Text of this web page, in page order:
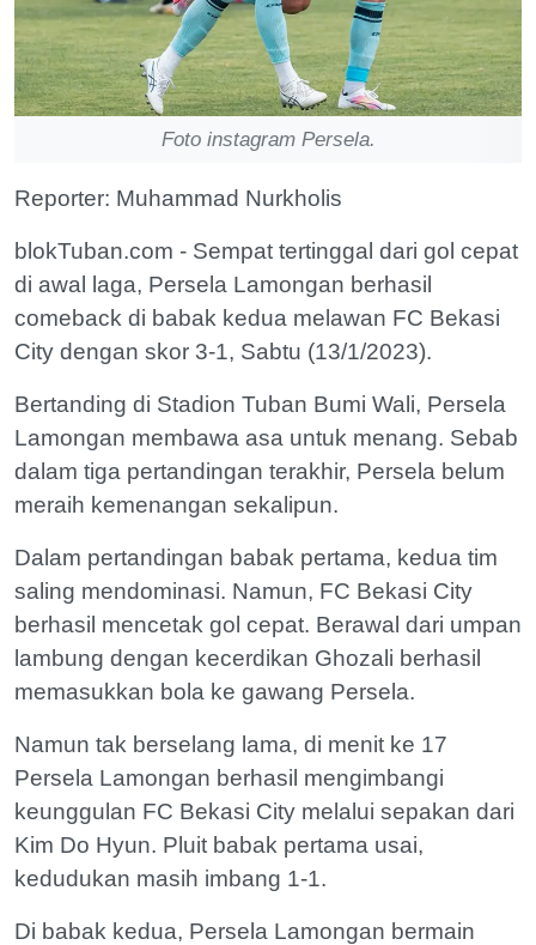
Foto instagram Persela.
Reporter: Muhammad Nurkholis
blokTuban.com - Sempat tertinggal dari gol cepat
di awal laga, Persela Lamongan berhasil
comeback di babak kedua melawan FC Bekasi
City dengan skor 3-1, Sabtu (13/1/2023).
Bertanding di Stadion Tuban Bumi Wali, Persela
Lamongan membawa asa untuk menang. Sebab
dalam tiga pertandingan terakhir, Persela belum
meraih kemenangan sekalipun.
Dalam pertandingan babak pertama, kedua tim
saling mendominasi. Namun, FC Bekasi City
berhasil mencetak gol cepat. Berawal dari umpan
lambung dengan kecerdikan Ghozali berhasil
memasukkan bola ke gawang Persela.
Namun tak berselang lama, di menit ke 17
Persela Lamongan berhasil mengimbangi
keunggulan FC Bekasi City melalui sepakan dari
Kim Do Hyun. Pluit babak pertama usai,
kedudukan masih imbang 1-1.
Di babak kedua, Persela Lamongan bermain